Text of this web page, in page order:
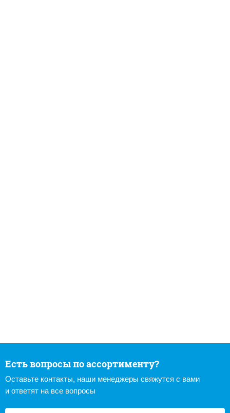
Есть вопросы по ассортименту?
Оставьте контакты, наши менеджеры свяжутся с вами
и ответят на все вопросы